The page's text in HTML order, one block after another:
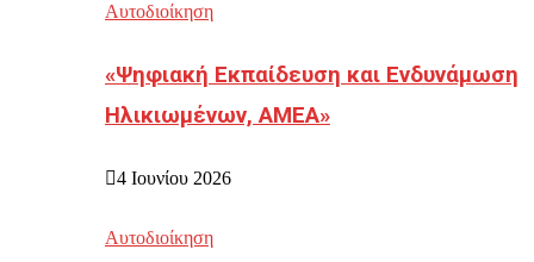
Αυτοδιοίκηση
«Ψηφιακή Εκπαίδευση και Ενδυνάμωση
Ηλικιωμένων, ΑΜΕΑ»
4 Ιουνίου 2026
Αυτοδιοίκηση